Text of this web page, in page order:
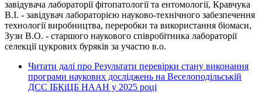
завідувача лабораторії фітопатології та ентомології, Кравчука
В.I. - завідувач лабораторією науково-технічного забезпечення
технології виробництва, переробки та використання біомаси,
Зузи В.О. - старшого наукового співробітника лабораторії
селекції цукрових буряків за участю в.о.
Читати далі про Результати перевірки стану виконання
програми наукових досліджень на Веселоподільській
ДСС ІБКіЦБ НААН у 2025 році